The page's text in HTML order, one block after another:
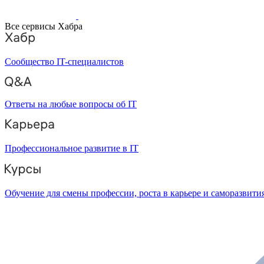
Все сервисы Хабра
Сообщество IT-специалистов
Ответы на любые вопросы об IT
Профессиональное развитие в IT
Обучение для смены профессии, роста в карьере и